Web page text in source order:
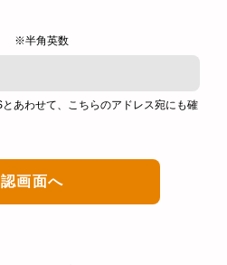
※半角英数
あわせて、こちらのアドレス宛にも確